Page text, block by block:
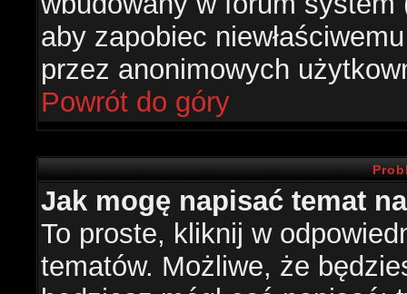
aby zapobiec
przez anonimowych
Powrót do góry
Jak mogę napisać temat
To proste, kliknij w
tematów. Możliwe, że